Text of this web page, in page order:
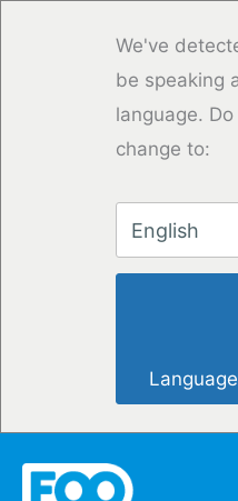
We've
be speaking
language.
change to:
English